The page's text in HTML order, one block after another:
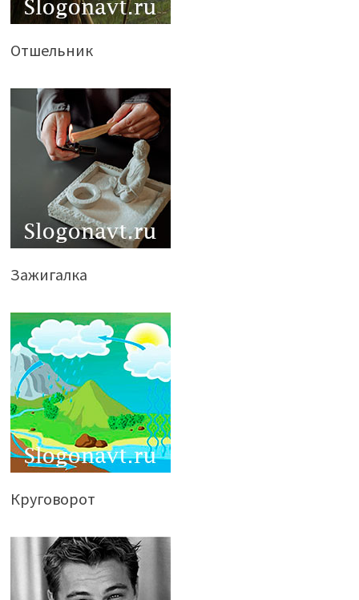
Отшельник
Зажигалка
Круговорот